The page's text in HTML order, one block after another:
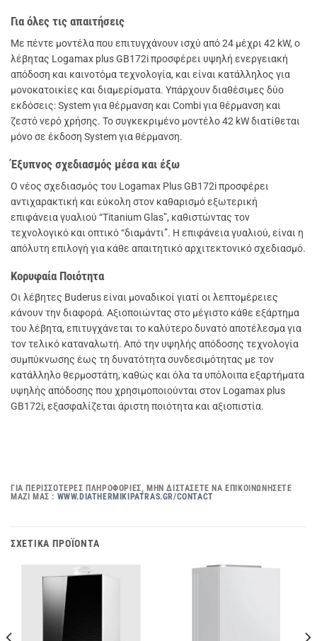
Για όλες τις απαιτήσεις
Με πέντε μοντέλα που επιτυγχάνουν ισχύ από 24 μέχρι 42 kW, ο
λέβητας Logamax plus GB172i προσφέρει υψηλή ενεργειακή
απόδοση και καινοτόμα τεχνολογία, και είναι κατάλληλος για
μονοκατοικίες και διαμερίσματα. Υπάρχουν διαθέσιμες δύο
εκδόσεις: System για θέρμανση και Combi για θέρμανση και
ζεστό νερό χρήσης. Το συγκεκριμένο μοντέλο 42 kW διατίθεται
μόνο σε έκδοση System για θέρμανση.
Έξυπνος σχεδιασμός μέσα και έξω
Ο νέος σχεδιασμός του Logamax Plus GB172i προσφέρει
αντιχαρακτική και εύκολη στον καθαρισμό εξωτερική
επιφάνεια γυαλιού “Titanium Glas”, καθιστώντας τον
τεχνολογικό και οπτικό “διαμάντι”. Η επιφάνεια γυαλιού, είναι η
απόλυτη επιλογή για κάθε απαιτητικό αρχιτεκτονικό σχεδιασμό.
Κορυφαία Ποιότητα
Οι λέβητες Buderus είναι μοναδικοί γιατί οι λεπτομέρειες
κάνουν την διαφορά. Αξιοποιώντας στο μέγιστο κάθε εξάρτημα
του λέβητα, επιτυγχάνεται το καλύτερο δυνατό αποτέλεσμα για
τον τελικό καταναλωτή. Από την υψηλής απόδοσης τεχνολογία
συμπύκνωσης έως τη δυνατότητα συνδεσιμότητας με τον
κατάλληλο θερμοστάτη, καθώς και όλα τα υπόλοιπα εξαρτήματα
υψηλής απόδοσης που χρησιμοποιούνται στον Logamax plus
GB172i, εξασφαλίζεται άριστη ποιότητα και αξιοπιστία.
ΓΙΑ ΠΕΡΙΣΣΌΤΕΡΕΣ ΠΛΗΡΟΦΟΡΊΕΣ, ΜΗΝ ΔΙΣΤΆΣΕΤΕ ΝΑ ΕΠΙΚΟΙΝΩΝΉΣΕΤΕ
ΜΑΖΊ ΜΑΣ : WWW.DIATHERMIKIPATRAS.GR/CONTACT
ΣΧΕΤΙΚΆ ΠΡΟΪΌΝΤΑ